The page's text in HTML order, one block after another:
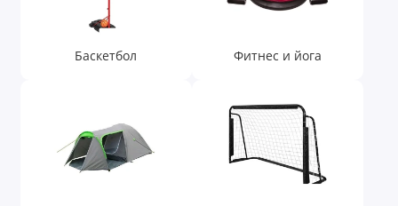
Баскетбол Фитнес и йога